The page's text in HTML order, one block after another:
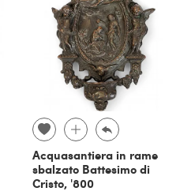
Acquasantiera in rame
sbalzato Battesimo di
Cristo, '800